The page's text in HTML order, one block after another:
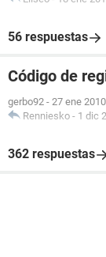
56 respuestas
Código de
gerbo92 - 27 ene
Renniesko - 1 dic
362 respuestas